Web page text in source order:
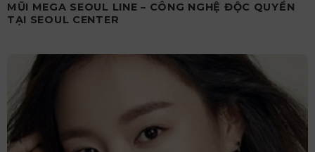
MŨI MEGA SEOUL LINE – CÔNG NGHỆ ĐỘC QUYỀN
TẠI SEOUL CENTER